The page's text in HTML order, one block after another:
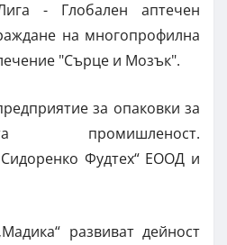
- Глобален аптечен
на многопрофилна
"Сърце и Мозък".
за опаковки за
промишленост.
Фудтех“ ЕООД и
развиват дейност